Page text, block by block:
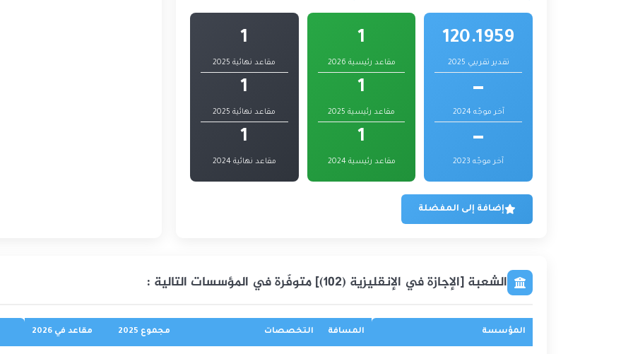
120.1959
تقدير تقريبي 2025
—
آخر موجّه 2024
—
آخر موجّه 2023
1
مقاعد رئيسية 2026
1
مقاعد رئيسية 2025
1
مقاعد رئيسية 2024
1
مقاعد نهائية 2025
1
مقاعد نهائية 2025
1
مقاعد نهائية 2024
إضافة إلى المفضلة
الشعبة [الإجازة في الإنقليزية (102)] متوفّرة في المؤسسات التالية :
المؤسسة المسافة التخصصات مجموع 2025 مقاعد في 2026